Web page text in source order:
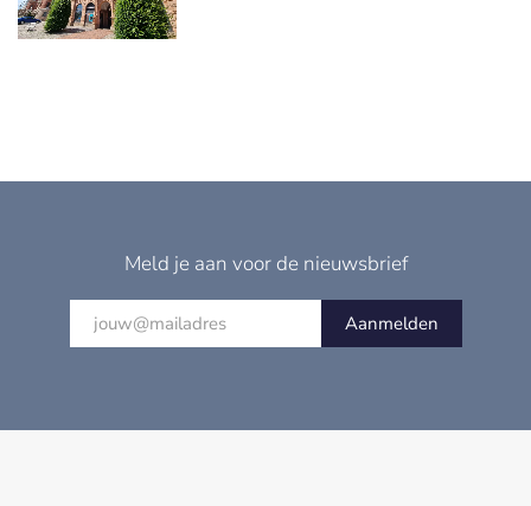
Meld je aan voor de nieuwsbrief
Aanmelden